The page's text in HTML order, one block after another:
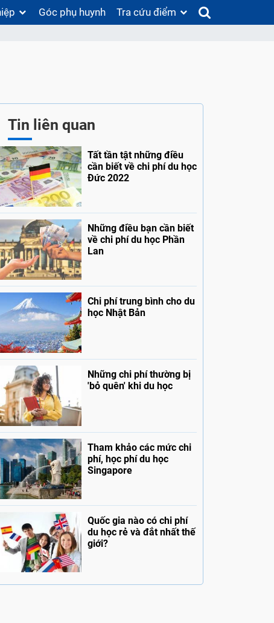
Góc phụ huynh Tra cứu điểm
Tin liên quan
Tất tần tật những điều
cần biết về chi phí du học
Đức 2022
Những điều bạn cần biết
về chi phí du học Phần
Lan
Chi phí trung bình cho du
học Nhật Bản
Những chi phí thường bị
'bỏ quên' khi du học
Tham khảo các mức chi
phí, học phí du học
Singapore
Quốc gia nào có chi phí
du học rẻ và đắt nhất thế
giới?